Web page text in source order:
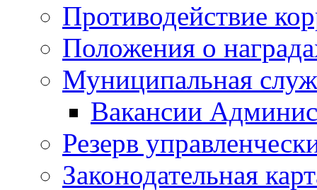
Противодействие
Положения о
Муниципальная
Вакансии
Резерв
Законодательная